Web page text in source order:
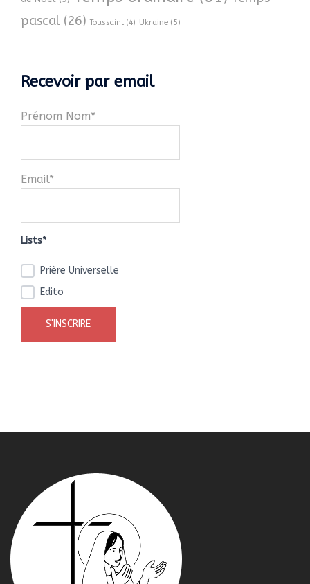
pascal (26) Toussaint (4) Ukraine (5)
Recevoir par email
Prénom Nom*
Email*
Lists*
Prière Universelle
Edito